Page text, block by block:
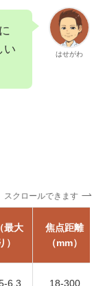
はせがわ
い
スクロールできます
最大
）
焦点距離
（mm）
6.3 18-300